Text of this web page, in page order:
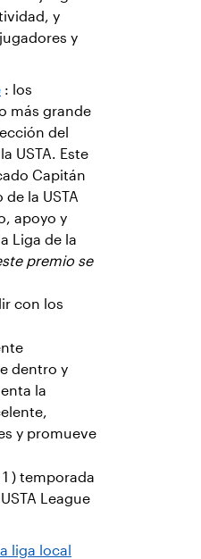
y
y
: los
más grande
del
USTA. Este
Capitán
la USTA
apoyo y
Liga de la
premio se
con los
dentro y
la
y promueve
) temporada
League
liga local